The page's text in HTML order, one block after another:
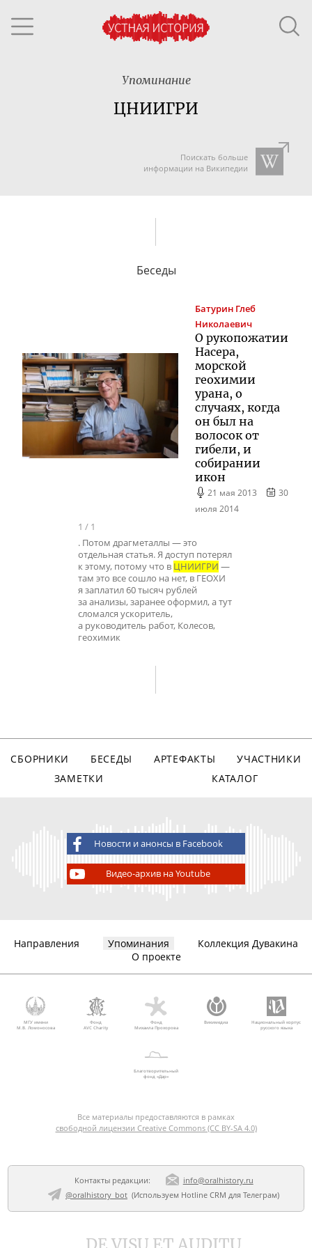
Упоминание
ЦНИИГРИ
Поискать больше
информации на Википедии
Беседы
Батурин Глеб
Николаевич
О рукопожатии
Насера,
морской
геохимии
урана, о
случаях, когда
он был на
волосок от
гибели, и
собирании
икон
21 мая 2013
30
июля 2014
1 / 1
. Потом драгметаллы — это
отдельная статья. Я доступ потерял
к этому, потому что в ЦНИИГРИ —
там это все сошло на нет, в ГЕОХИ
я заплатил 60 тысяч рублей
за анализы, заранее оформил, а тут
сломался ускоритель,
а руководитель работ, Колесов,
геохимик
СБОРНИКИ БЕСЕДЫ АРТЕФАКТЫ
УЧАСТНИКИ
ЗАМЕТКИ
КАТАЛОГ
Новости и анонсы в Facebook
Видео-архив на Youtube
Направления Упоминания
Коллекция Дувакина
О проекте
МГУ имени
М.В. Ломоносова
Фонд
AVC Charity
Фонд
Михаила Прохорова
Викимедиа
Национальный корпус
русского языка
Благотворительный
фонд «Дар»
Все материалы предоставляются в рамках
свободной лицензии Creative Commons (CC BY-SA 4.0)
Контакты редакции:
info@oralhistory.ru
@oralhistory_bot(Используем Hotline CRM для Телеграм)